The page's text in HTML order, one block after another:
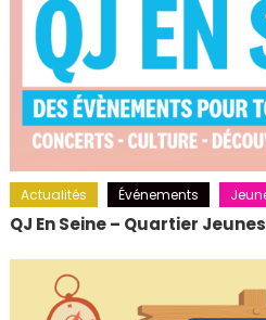
Actualités Événements
QJ En Seine – Quartier